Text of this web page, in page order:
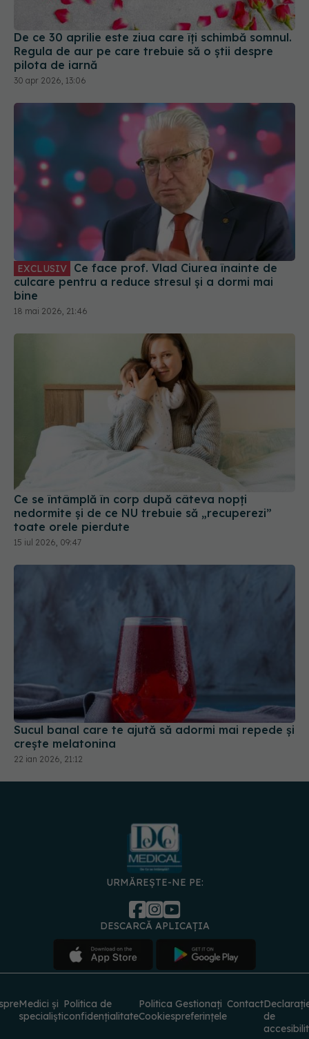
De ce 30 aprilie este ziua care îți schimbă somnul.
Regula de aur pe care trebuie să o știi despre
pilota de iarnă
30 apr 2026, 13:06
EXCLUSIV
culcare pentru a reduce stresul și a dormi mai
bine
18 mai 2026, 21:46
Ce se întâmplă în corp după câteva nopți
nedormite și de ce NU trebuie să „recuperezi”
toate orele pierdute
15 iul 2026, 09:47
Sucul banal care te ajută să adormi mai repede și
crește melatonina
22 ian 2026, 21:12
URMĂREȘTE-NE PE:
DESCARCĂ APLICAȚIA
Medici și
specialiști
Politica de
confidențialitate
Politica
Cookies
Gestionați
preferințele
Contact
de